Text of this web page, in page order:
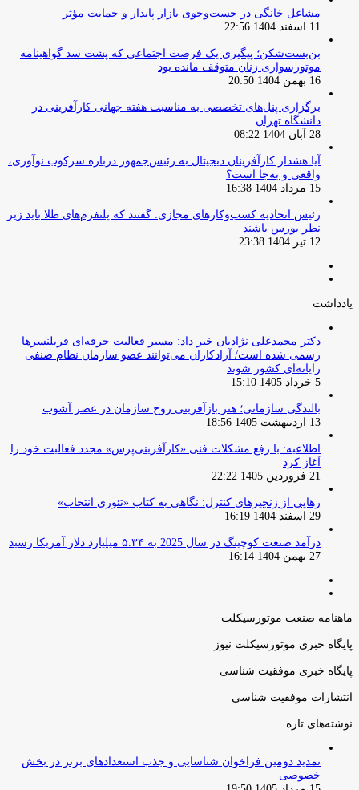
مشاغل خانگی در جست‌وجوی بازار پایدار و حمایت مؤثر
11 اسفند 1404 22:56
بن‌بست‌شکن؛ پیگیری یک فرصت اجتماعی که پشت سد گواهینامه
موتورسواری زنان متوقف مانده بود
16 بهمن 1404 20:50
برگزاری پنل‌های تخصصی به مناسبت هفته جهانی کارآفرینی در
دانشگاه تهران
28 آبان 1404 08:22
آیا هشدار کارآفرینان دیجیتال به رئیس‌جمهور درباره سرکوب نوآوری،
واقعی و به‌جا است؟
15 مرداد 1404 16:38
‏رئیس اتحادیه کسب‌وکارهای مجازی: گفتند که پلتفرم‌های طلا باید زیر
نظر بورس باشند
12 تیر 1404 23:38
یادداشت
دکتر محمدعلی نژادیان خبر داد: مسیر فعالیت حرفه‌ای فریلنسرها
رسمی شده است/ آزادکاران می‌توانند عضو سازمان نظام صنفی
رایانه‌ای کشور شوند
5 خرداد 1405 15:10
بالندگی سازمانی؛ هنر بازآفرینی روح سازمان در عصر آشوب
13 اردیبهشت 1405 18:56
اطلاعیه: با رفع مشکلات فنی «کارآفرینی‌پرس» مجدد فعالیت خود را
آغاز کرد
21 فروردین 1405 22:22
رهایی از زنجیرهای کنترل: نگاهی به کتاب «تئوری انتخاب»
29 اسفند 1404 16:19
درآمد صنعت کوچینگ در سال 2025 به ۵.۳۴ میلیارد دلار آمریکا رسید
27 بهمن 1404 16:14
ماهنامه صنعت موتورسیکلت
پایگاه خبری موتورسیکلت نیوز
پایگاه خبری موفقیت شناسی
انتشارات موفقیت شناسی
نوشته‌های تازه
تمدید دومین فراخوان شناسایی و جذب استعدادهای برتر در بخش
خصوصی